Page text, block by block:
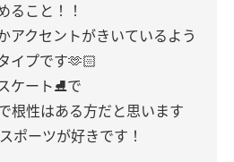
ること！！
アクセントがきいているよう
イプです🫶🏻
ケート⛸で
根性はある方だと思います
ポーツが好きです！